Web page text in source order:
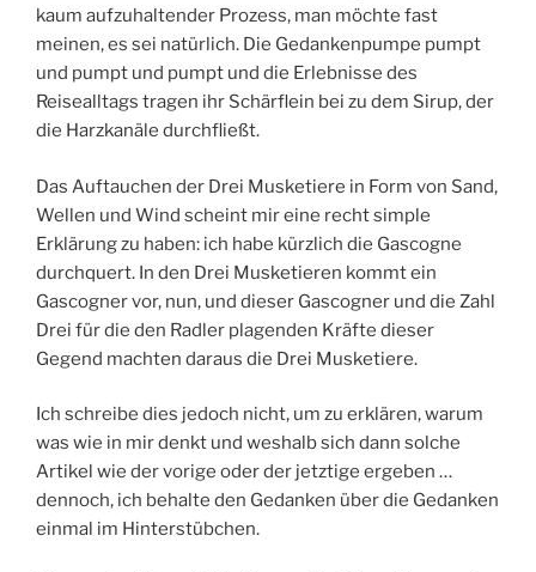
kaum aufzuhaltender Prozess, man möchte fast
meinen, es sei natürlich. Die Gedankenpumpe pumpt
und pumpt und pumpt und die Erlebnisse des
Reisealltags tragen ihr Schärflein bei zu dem Sirup, der
die Harzkanäle durchfließt.
Das Auftauchen der Drei Musketiere in Form von Sand,
Wellen und Wind scheint mir eine recht simple
Erklärung zu haben: ich habe kürzlich die Gascogne
durchquert. In den Drei Musketieren kommt ein
Gascogner vor, nun, und dieser Gascogner und die Zahl
Drei für die den Radler plagenden Kräfte dieser
Gegend machten daraus die Drei Musketiere.
Ich schreibe dies jedoch nicht, um zu erklären, warum
was wie in mir denkt und weshalb sich dann solche
Artikel wie der vorige oder der jetztige ergeben …
dennoch, ich behalte den Gedanken über die Gedanken
einmal im Hinterstübchen.